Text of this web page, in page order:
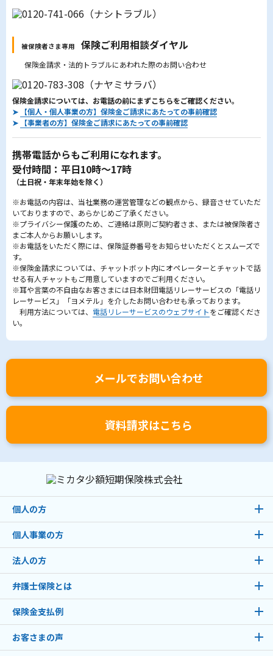
被保険者さま専用 保険ご利用相談ダイヤル
保険金請求・法的トラブルにあわれた際のお問い合わせ
保険金請求については、お電話の前にまずこちらをご確認ください。
➤
【個人・個人事業の方】保険金ご請求にあたっての事前確認
➤
【事業者の方】保険金ご請求にあたっての事前確認
携帯電話からもご利用になれます。
受付時間：平日10時～17時
（土日祝・年末年始を除く）
※お電話の内容は、当社業務の運営管理などの観点から、録音させていただ
いておりますので、あらかじめご了承ください。
※プライバシー保護のため、ご連絡は原則ご契約者さま、または被保険者さ
まご本人からお願いします。
※お電話をいただく際には、保険証券番号をお知らせいただくとスムーズで
す。
※保険金請求については、チャットボット内にオペレーターとチャットで話
せる有人チャットもご用意していますのでご利用ください。
※耳や言葉の不自由なお客さまには日本財団電話リレーサービスの「電話リ
レーサービス」「ヨメテル」を介したお問い合わせも承っております。
利用方法については、 電話リレーサービスのウェブサイトをご確認くださ
い。
メールでお問い合わせ
資料請求はこちら
個人の方
個人事業の方
法人の方
弁護士保険とは
保険金支払例
お客さまの声